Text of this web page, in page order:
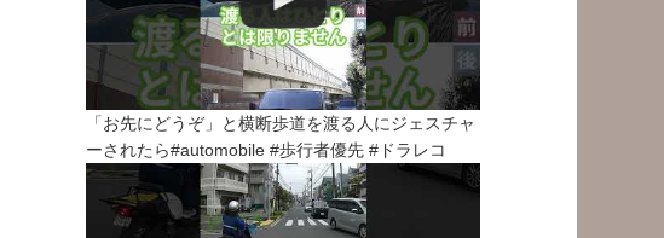
「お先にどうぞ」と横断歩道を渡る人にジェスチャ
ーされたら#automobile #歩行者優先 #ドラレコ